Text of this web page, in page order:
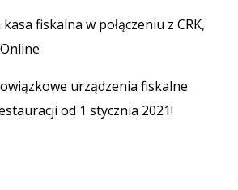
fiskalna w połączeniu z CRK,
urządzenia fiskalne
od 1 stycznia 2021!